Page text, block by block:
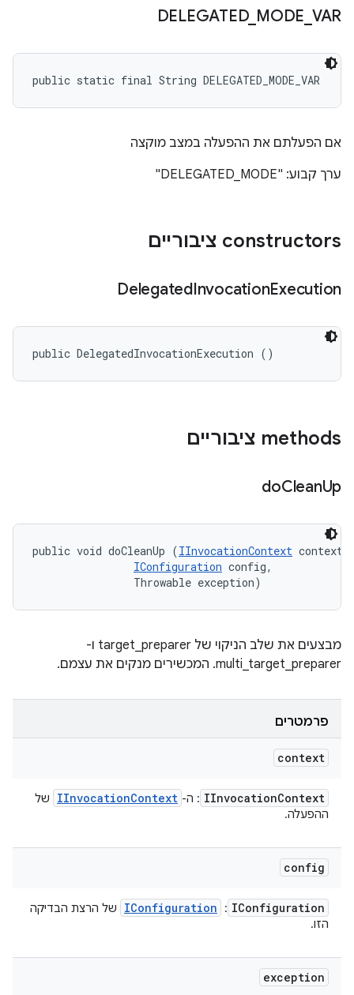
DELEGATED_ MODE VAR
public static final String DELEGATED_MODE_VAR
אם הפעלתם את ההפעלה במצב מוקצה
ערך קבוע: "DELEGATED_MODE"
‫constructors ציבוריים
DelegatedInvocationExecution
public DelegatedInvocationExecution ()
‫methods ציבוריים
doCleanUp
public void doCleanUp (IInvocationContext
IConfiguration config,
                Throwable exception)
מבצעים את שלב הניקוי של target_preparer ו-
multi_target_preparer. המכשירים מנקים את עצמם.
פרמטרים
context
IInvocationContext : ה- IInvocationContext
של
ההפעלה.
config
IConfiguration
:
IConfiguration
של הרצת הבדיקה
הזו.
exception